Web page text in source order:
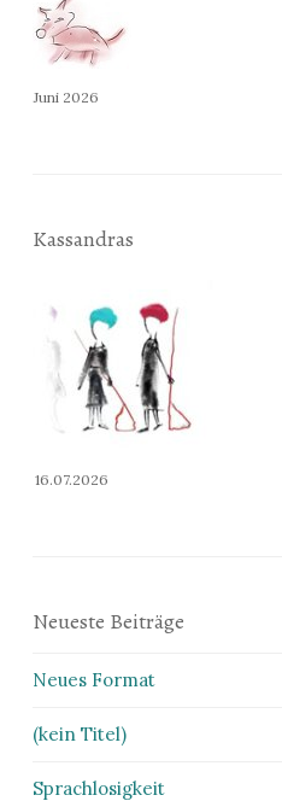
Juni 2026
Kassandras
16.07.2026
Neueste Beiträge
Neues Format
(kein Titel)
Sprachlosigkeit